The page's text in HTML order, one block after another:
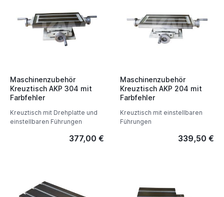
Maschinenzubehör
Kreuztisch AKP 304 mit
Farbfehler
Kreuztisch mit Drehplatte und
einstellbaren Führungen
377,00 €
Maschinenzubehör
Kreuztisch AKP 204 mit
Farbfehler
Kreuztisch mit einstellbaren
Führungen
339,50 €